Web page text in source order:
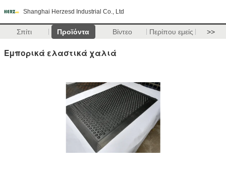
Shanghai Herzesd Industrial Co., Ltd
Σπίτι Προϊόντα Βίντεο Περίπου εμείς >>
Εμπορικά ελαστικά χαλιά